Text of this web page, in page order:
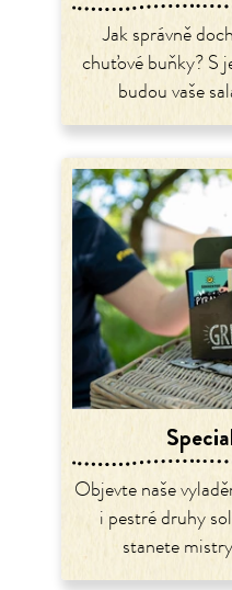
Jak správně
chuťové buňky? S
budou vaše
Objevte naše
i pestré druhy
stanete